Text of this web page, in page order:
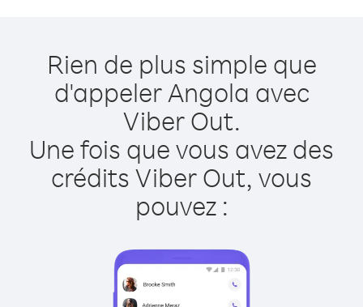
Rien de plus simple que
d'appeler Angola avec
Viber Out.
Une fois que vous avez des
crédits Viber Out, vous
pouvez :